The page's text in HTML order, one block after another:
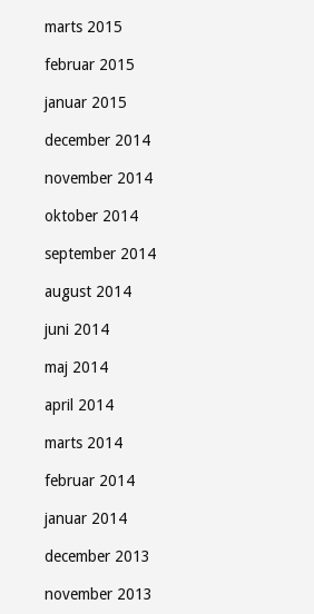
marts 2015
februar 2015
januar 2015
december 2014
november 2014
oktober 2014
september 2014
august 2014
juni 2014
maj 2014
april 2014
marts 2014
februar 2014
januar 2014
december 2013
november 2013